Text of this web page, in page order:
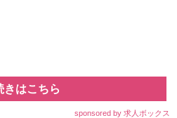
きはこちら
sponsored by 求人ボックス